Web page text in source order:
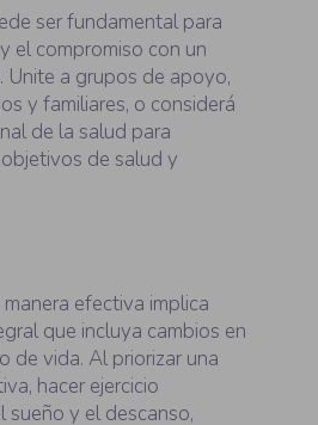
ser fundamental para
el compromiso con un
a grupos de apoyo,
y familiares, o considerá
de la salud para
de salud y
efectiva implica
que incluya cambios en
de vida. Al priorizar una
hacer ejercicio
sueño y el descanso,